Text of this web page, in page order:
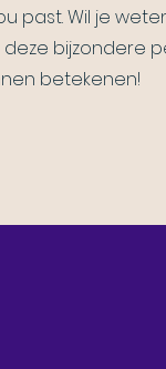
past. Wil je
bijzondere
betekenen!